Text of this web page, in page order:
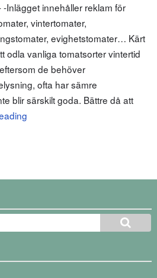
Inlägget innehåller reklam för
vintertomater,
evighetstomater… Kärt
odla vanliga tomatsorter vintertid
de behöver
ofta har sämre
blir särskilt goda. Bättre då att